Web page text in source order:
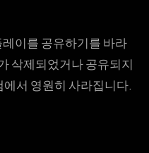
이를 공유하기를 바라
삭제되었거나 공유되지
서 영원히 사라집니다.